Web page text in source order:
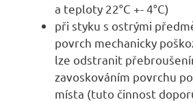
a teploty 22°C +- 4°C)
při styku s ostrými
povrch mechanicky
lze odstranit
zavoskováním povrchu
místa (tuto činnost